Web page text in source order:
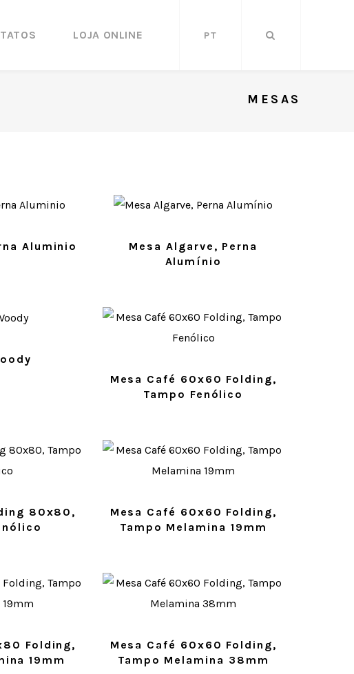
PT
LOJA ONLINE
MESAS
Aluminio
Mesa Algarve, Perna
Alumínio
Mesa Café 60x60 Folding,
Tampo Fenólico
80x80,
Mesa Café 60x60 Folding,
Tampo Melamina 19mm
Folding,
19mm
Mesa Café 60x60 Folding,
Tampo Melamina 38mm